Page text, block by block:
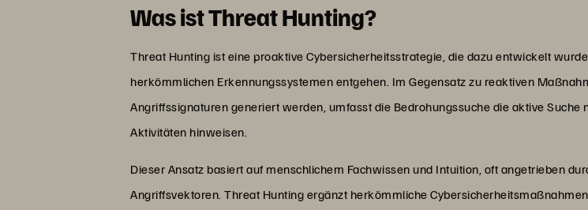
Was ist Threat Hunting?
Threat Hunting ist eine proaktive Cybersicherheitsstrategie, die dazu entwickelt
herkömmlichen Erkennungssystemen entgehen. Im Gegensatz zu reaktiven
Angriffssignaturen generiert werden, umfasst die Bedrohungssuche die aktive
Aktivitäten hinweisen.
Dieser Ansatz basiert auf menschlichem Fachwissen und Intuition, oft angetrieben
Angriffsvektoren. Threat Hunting ergänzt herkömmliche